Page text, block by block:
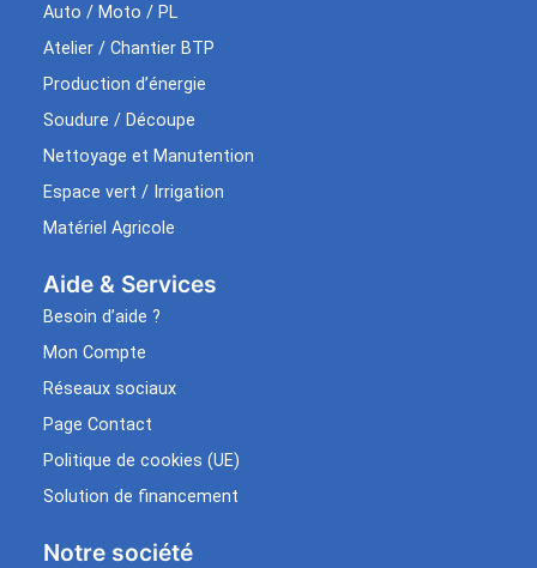
Auto / Moto / PL
Atelier / Chantier BTP
Production d’énergie
Soudure / Découpe
Nettoyage et Manutention
Espace vert / Irrigation
Matériel Agricole
Aide & Services​
Besoin d’aide ?
Mon Compte
Réseaux sociaux
Page Contact
Politique de cookies (UE)
Solution de financement
Notre société